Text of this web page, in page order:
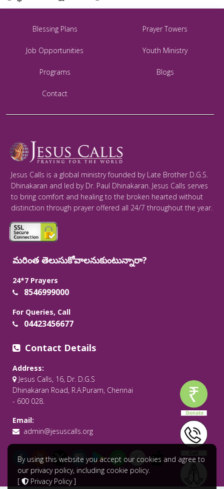
Blessing Plans Prayer Towers
Job Opportunities Youth Ministry
Programs Blogs
Contact
Jesus Calls is a global ministry founded by Late Brother D.G.S.
Dhinakaran and led by Dr. Paul Dhinakaran. Jesus Calls serves
to bring comfort and healing to the broken hearted without
distinction through prayer offered all 24/7 throughout the year.
మరింత తెలుసుకోవాలనుకుంటున్నారా?
24*7 Prayers
8546999000
For Queries, Call
04423456677
Contact Details
Address:
Jesus Calls, 16, Dr. D.G.S
Dhinakaran Road, R.A.Puram, Chennai
- 600 028.
Email:
admin@jesuscalls.org
By using this website you accept our cookies and agree to
our privacy policy, including cookie policy.
[
Privacy Policy]